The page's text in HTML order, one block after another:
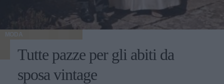
MODA
Tutte pazze per gli abiti da
sposa vintage